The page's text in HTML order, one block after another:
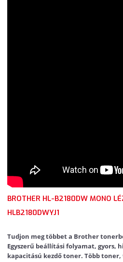
BROTHER HL-B2180DW MONO
HLB2180DWYJ1
Tudjon meg többet a Brother
Egyszerű beállítási folyamat, gyors,
kapacitású kezdő toner. Több